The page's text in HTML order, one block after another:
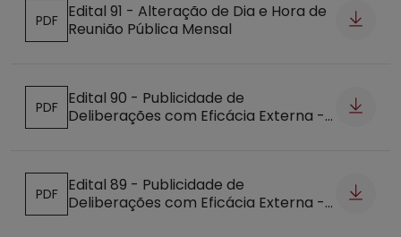
Abre num novo separador
PDF
Edital 91 - Alteração de Dia e Hora de
Reunião Pública Mensal
Abre num novo separador
PDF
Edital 90 - Publicidade de
Deliberações com Eficácia Externa -
Abre num novo separador
PDF
Edital 89 - Publicidade de
Deliberações com Eficácia Externa -